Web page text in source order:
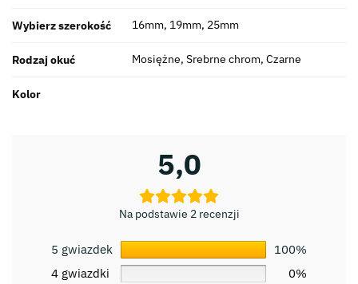
Wybierz szerokość 16mm, 19mm, 25mm
Rodzaj okuć Mosiężne, Srebrne chrom, Czarne
Kolor
5,0
Na podstawie 2 recenzji
5 gwiazdek
100%
4 gwiazdki
0%